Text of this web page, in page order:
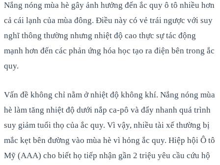
Nắng nóng mùa hè gây ảnh hưởng đến ắc quy ô tô nhiều hơn
cả cái lạnh của mùa đông. Điều này có vẻ trái ngược với suy
nghĩ thông thường nhưng nhiệt độ cao thực sự tác động
mạnh hơn đến các phản ứng hóa học tạo ra điện bên trong ắc
quy.
Vấn đề không chỉ nằm ở nhiệt độ không khí. Nắng nóng mùa
hè làm tăng nhiệt độ dưới nắp ca-pô và đẩy nhanh quá trình
suy giảm tuổi thọ của ắc quy. Vì vậy, nhiều tài xế thường bị
mắc kẹt bên đường vào mùa hè vì hỏng ắc quy. Hiệp hội Ô tô
Mỹ (AAA) cho biết họ tiếp nhận gần 2 triệu yêu cầu cứu hộ